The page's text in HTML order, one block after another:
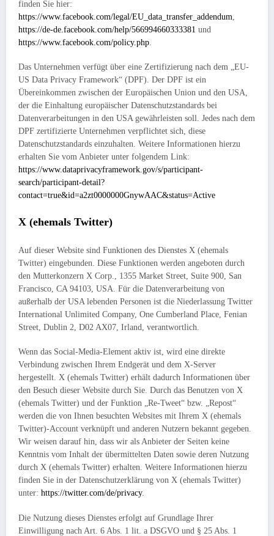
finden Sie hier:
https://www.facebook.com/legal/EU_data_transfer_addendum,
https://de-de.facebook.com/help/566994660333381 und
https://www.facebook.com/policy.php.
Das Unternehmen verfügt über eine Zertifizierung nach dem „EU-
US Data Privacy Framework“ (DPF). Der DPF ist ein
Übereinkommen zwischen der Europäischen Union und den USA,
der die Einhaltung europäischer Datenschutzstandards bei
Datenverarbeitungen in den USA gewährleisten soll. Jedes nach dem
DPF zertifizierte Unternehmen verpflichtet sich, diese
Datenschutzstandards einzuhalten. Weitere Informationen hierzu
erhalten Sie vom Anbieter unter folgendem Link:
https://www.dataprivacyframework.gov/s/participant-
search/participant-detail?
contact=true&id=a2zt0000000GnywAAC&status=Active
X (ehemals Twitter)
Auf dieser Website sind Funktionen des Dienstes X (ehemals
Twitter) eingebunden. Diese Funktionen werden angeboten durch
den Mutterkonzern X Corp., 1355 Market Street, Suite 900, San
Francisco, CA 94103, USA. Für die Datenverarbeitung von
außerhalb der USA lebenden Personen ist die Niederlassung Twitter
International Unlimited Company, One Cumberland Place, Fenian
Street, Dublin 2, D02 AX07, Irland, verantwortlich.
Wenn das Social-Media-Element aktiv ist, wird eine direkte
Verbindung zwischen Ihrem Endgerät und dem X-Server
hergestellt. X (ehemals Twitter) erhält dadurch Informationen über
den Besuch dieser Website durch Sie. Durch das Benutzen von X
(ehemals Twitter) und der Funktion „Re-Tweet“ bzw. „Repost“
werden die von Ihnen besuchten Websites mit Ihrem X (ehemals
Twitter)-Account verknüpft und anderen Nutzern bekannt gegeben.
Wir weisen darauf hin, dass wir als Anbieter der Seiten keine
Kenntnis vom Inhalt der übermittelten Daten sowie deren Nutzung
durch X (ehemals Twitter) erhalten. Weitere Informationen hierzu
finden Sie in der Datenschutzerklärung von X (ehemals Twitter)
unter: https://twitter.com/de/privacy.
Die Nutzung dieses Dienstes erfolgt auf Grundlage Ihrer
Einwilligung nach Art. 6 Abs. 1 lit. a DSGVO und § 25 Abs. 1